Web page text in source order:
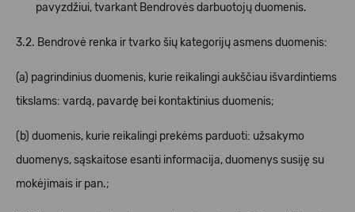
pavyzdžiui, tvarkant Bendrovės darbuotojų duomenis.
3.2. Bendrovė renka ir tvarko šių kategorijų asmens duomenis:
(a) pagrindinius duomenis, kurie reikalingi aukščiau išvardintiems
tikslams: vardą, pavardę bei kontaktinius duomenis;
(b) duomenis, kurie reikalingi prekėms parduoti: užsakymo
duomenys, sąskaitose esanti informacija, duomenys susiję su
mokėjimais ir pan.;